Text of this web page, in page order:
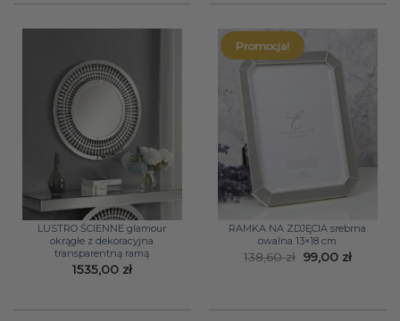
LUSTRO ŚCIENNE glamour
okrągłe z dekoracyjna
transparentną ramą
1535,00 zł
Promocja!
RAMKA NA ZDJĘCIA srebrna
owalna 13×18 cm
138,60zł Pierwotna
cena
99,00 zł